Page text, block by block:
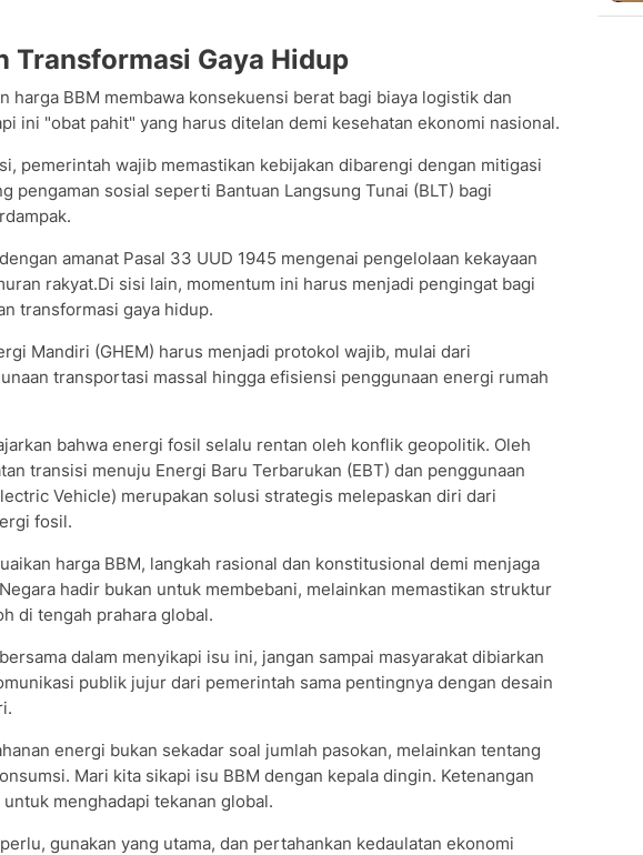
Transformasi Gaya Hidup
harga BBM membawa konsekuensi berat bagi biaya logistik dan
ini "obat pahit" yang harus ditelan demi kesehatan ekonomi nasional.
pemerintah wajib memastikan kebijakan dibarengi dengan mitigasi
pengaman sosial seperti Bantuan Langsung Tunai (BLT) bagi
amanat Pasal 33 UUD 1945 mengenai pengelolaan kekayaan
rakyat.​Di sisi lain, momentum ini harus menjadi pengingat bagi
transformasi gaya hidup.
Mandiri (GHEM) harus menjadi protokol wajib, mulai dari
transportasi massal hingga efisiensi penggunaan energi rumah
bahwa energi fosil selalu rentan oleh konflik geopolitik. Oleh
transisi menuju Energi Baru Terbarukan (EBT) dan penggunaan
Vehicle) merupakan solusi strategis melepaskan diri dari
fosil.
harga BBM, langkah rasional dan konstitusional demi menjaga
hadir bukan untuk membebani, melainkan memastikan struktur
di tengah prahara global.
dalam menyikapi isu ini, jangan sampai masyarakat dibiarkan
publik jujur dari pemerintah sama pentingnya dengan desain
energi bukan sekadar soal jumlah pasokan, melainkan tentang
Mari kita sikapi isu BBM dengan kepala dingin. Ketenangan
menghadapi tekanan global.
gunakan yang utama, dan pertahankan kedaulatan ekonomi